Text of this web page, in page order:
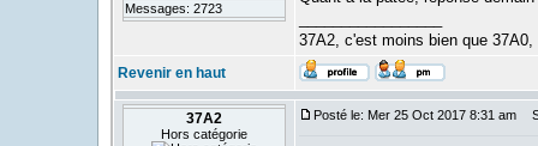
Messages: 2723
37A2, c'est moins bien que
Revenir en haut
37A2
Hors catégorie
Posté le: Mer 25 Oct 2017 8:31 am